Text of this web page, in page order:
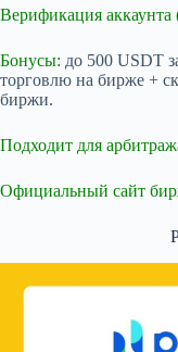
Верификация
Бонусы: до 500 USDT
торговлю на бирже +
биржи.
Подходит для
Официальный сайт